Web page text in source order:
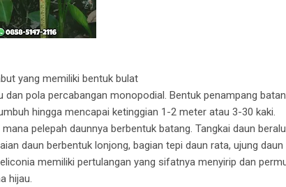
yang memiliki bentuk bulat
pola percabangan monopodial. Bentuk penampang
hingga mencapai ketinggian 1-2 meter atau 3-30 kaki.
pelepah daunnya berbentuk batang. Tangkai daun
daun berbentuk lonjong, bagian tepi daun rata, ujung daun
memiliki pertulangan yang sifatnya menyirip dan
hijau.